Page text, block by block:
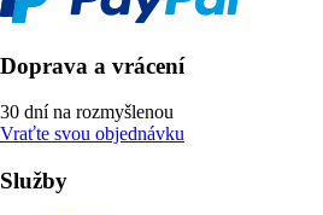
Doprava a vrácení
30 dní na rozmyšlenou
Vraťte svou objednávku
Služby